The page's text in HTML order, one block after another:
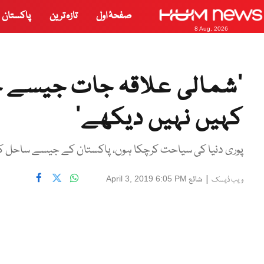
8 Aug, 2026
صفحۂ اول تازہ ترین پاکستان
’شمالی علاقہ جات
کہیں نہیں دیکھے‘
پوری دنیا کی سیاحت کرچکا ہوں، پاکستان کے جیسے ساحل
ویب ڈیسک | شائع April 3, 2019 6:05 PM